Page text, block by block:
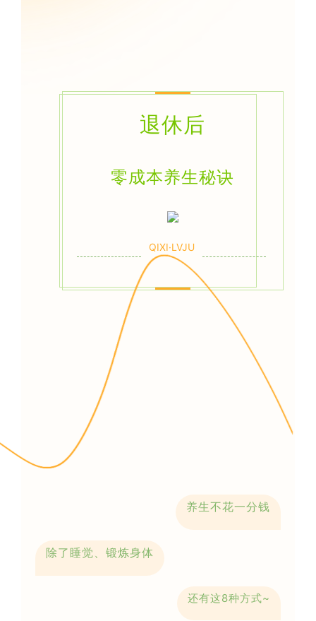
退休后
零成本养生秘诀
QIXI·LVJU
养生不花一分钱
除了睡觉、锻炼身体
还有这8种方式~